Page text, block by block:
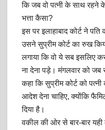
कि जब वो पत्नी के साथ रहने के
भत्ता कैसा?
इस पर इलाहाबाद कोर्ट ने
उसने सुप्रीम कोर्ट का रुख
लगाया कि वो ये सब इसलिए
ना देना पड़े। मंगलवार को जब
कहा कि सुप्रीम कोर्ट को
आदेश देना चाहिए, क्योंकि
दिया है।
वकील की ओर से बार-बार